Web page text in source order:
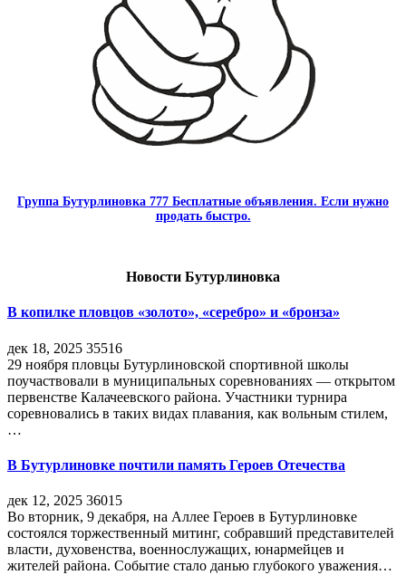
Группа Бутурлиновка 777 Бесплатные объявления. Если нужно
продать быстро.
Новости Бутурлиновка
В копилке пловцов «золото», «серебро» и «бронза»
дек 18, 2025 35516
29 ноября пловцы Бутурлиновской спортивной школы
поучаствовали в муниципальных соревнованиях — открытом
первенстве Калачеевского района. Участники турнира
соревновались в таких видах плавания, как вольным стилем,
…
В Бутурлиновке почтили память Героев Отечества
дек 12, 2025 36015
Во вторник, 9 декабря, на Аллее Героев в Бутурлиновке
состоялся торжественный митинг, собравший представителей
власти, духовенства, военнослужащих, юнармейцев и
жителей района. Событие стало данью глубокого уважения…